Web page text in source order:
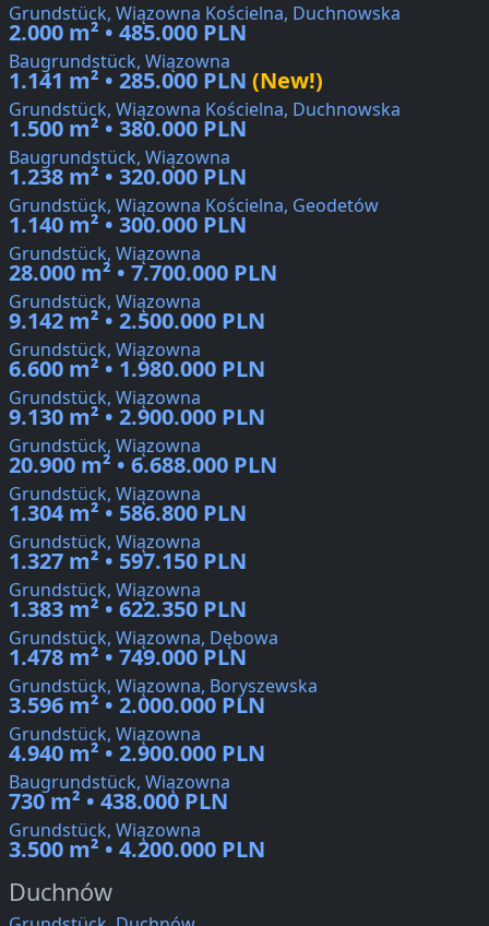
Grundstück, Wiązowna Kościelna, Duchnowska
2.000 m² • 485.000 PLN
Baugrundstück, Wiązowna
1.141 m² • 285.000 PLN (New!)
Grundstück, Wiązowna Kościelna, Duchnowska
1.500 m² • 380.000 PLN
Baugrundstück, Wiązowna
1.238 m² • 320.000 PLN
Grundstück, Wiązowna Kościelna, Geodetów
1.140 m² • 300.000 PLN
Grundstück, Wiązowna
28.000 m² • 7.700.000 PLN
Grundstück, Wiązowna
9.142 m² • 2.500.000 PLN
Grundstück, Wiązowna
6.600 m² • 1.980.000 PLN
Grundstück, Wiązowna
9.130 m² • 2.900.000 PLN
Grundstück, Wiązowna
20.900 m² • 6.688.000 PLN
Grundstück, Wiązowna
1.304 m² • 586.800 PLN
Grundstück, Wiązowna
1.327 m² • 597.150 PLN
Grundstück, Wiązowna
1.383 m² • 622.350 PLN
Grundstück, Wiązowna, Dębowa
1.478 m² • 749.000 PLN
Grundstück, Wiązowna, Boryszewska
3.596 m² • 2.000.000 PLN
Grundstück, Wiązowna
4.940 m² • 2.900.000 PLN
Baugrundstück, Wiązowna
730 m² • 438.000 PLN
Grundstück, Wiązowna
3.500 m² • 4.200.000 PLN
Duchnów